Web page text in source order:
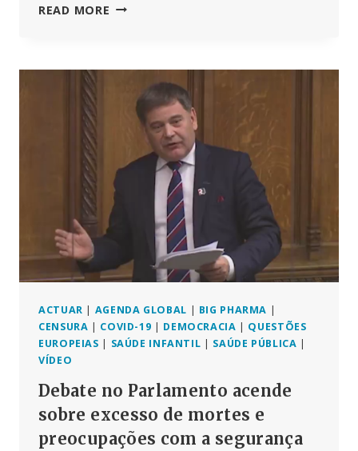
READ MORE TEORIA
GERMES
NOVO
OLHAR
SOBRE
UM
PRINCÍPIO
ACTUAR | AGENDA GLOBAL | BIG PHARMA |
CENSURA | COVID-19 | DEMOCRACIA | QUESTÕES
EUROPEIAS | SAÚDE INFANTIL | SAÚDE PÚBLICA |
VÍDEO
Debate no Parlamento acende
sobre excesso de mortes e
preocupações com a segurança